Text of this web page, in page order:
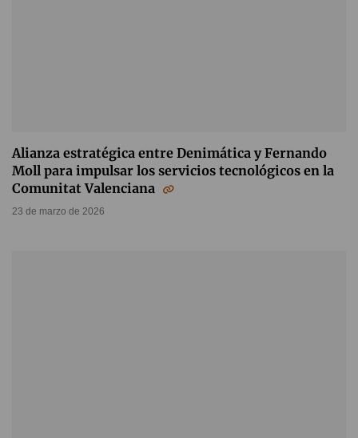
Alianza estratégica entre Denimática y Fernando
Moll para impulsar los servicios tecnológicos en la
Comunitat Valenciana
23 de marzo de 2026